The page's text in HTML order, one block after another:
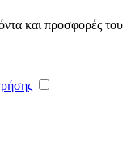
και προσφορές του